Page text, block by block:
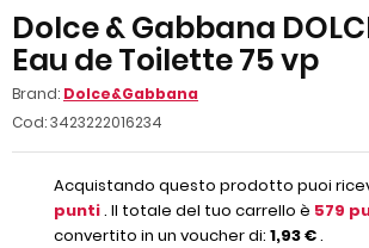
Dolce & Gabbana
Eau de Toilette 75 vp
Brand: Dolce&Gabbana
Cod:3423222016234
Acquistando questo prodotto puoi
punti. Il totale del tuo carrello è 579
convertito in un voucher di: 1,93 €.